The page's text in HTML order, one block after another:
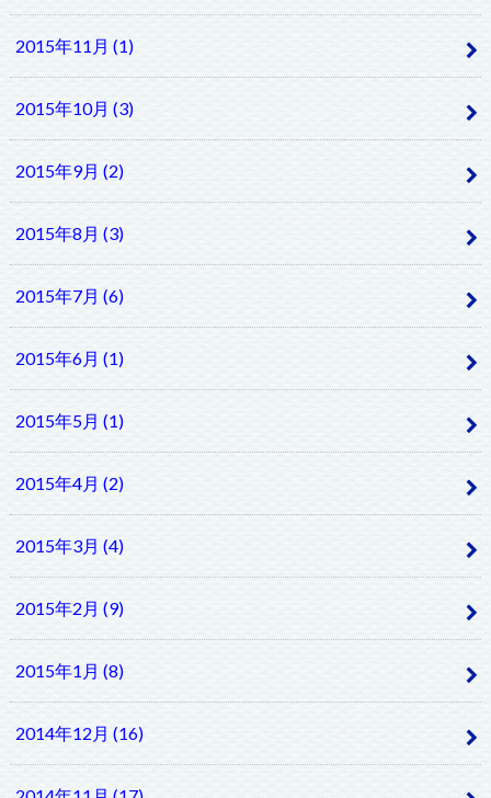
2015年11月 (1)
2015年10月 (3)
2015年9月 (2)
2015年8月 (3)
2015年7月 (6)
2015年6月 (1)
2015年5月 (1)
2015年4月 (2)
2015年3月 (4)
2015年2月 (9)
2015年1月 (8)
2014年12月 (16)